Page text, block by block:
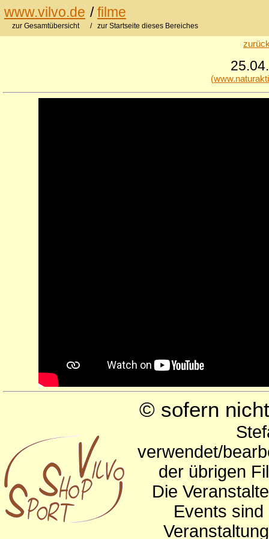
www.vilvo.de /filme
zur Gesamtübersicht / zur Startseite dieses Bereiches
© sofern
verwendet/
der übrigen
Die
Events